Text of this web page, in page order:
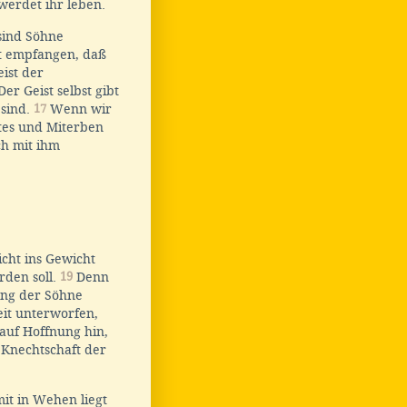
ihr leben.
Söhne
daß
der
Geist selbst gibt
17 Wenn wir
und Miterben
mit ihm
ins Gewicht
soll. 19 Denn
der Söhne
unterworfen,
Hoffnung hin,
der
in Wehen liegt